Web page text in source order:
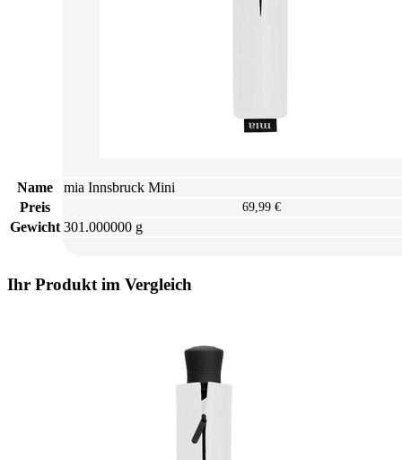
Name
mia Innsbruck Mini
Preis
69,99 €
Gewicht 301.000000 g
Ihr Produkt im Vergleich